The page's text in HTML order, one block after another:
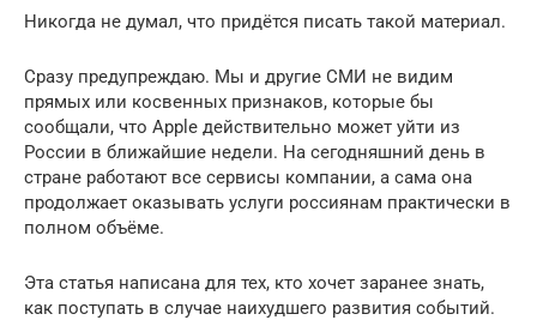
Никогда не думал, что придётся писать такой материал.
Сразу предупреждаю. Мы и другие СМИ не видим
прямых или косвенных признаков, которые бы
сообщали, что Apple действительно может уйти из
России в ближайшие недели. На сегодняшний день в
стране работают все сервисы компании, а сама она
продолжает оказывать услуги россиянам практически в
полном объёме.
Эта статья написана для тех, кто хочет заранее знать,
как поступать в случае наихудшего развития событий.